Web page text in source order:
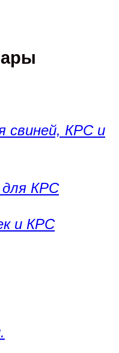
свиней, КРС и
для КРС
и КРС